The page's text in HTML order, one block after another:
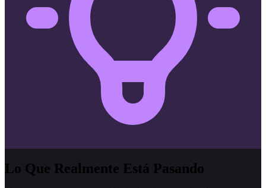
Lo Que Realmente Está Pasando